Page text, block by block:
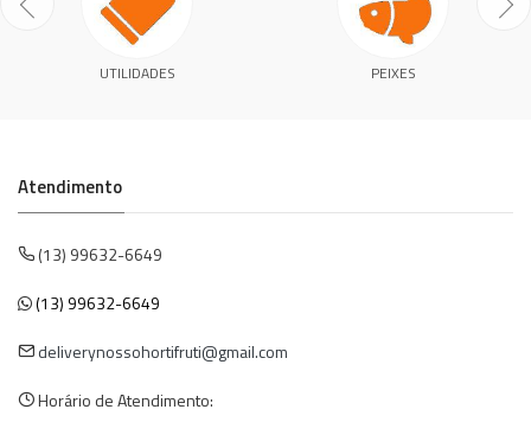
UTILIDADES PEIXES
Atendimento
(13) 99632-6649
(13) 99632-6649
deliverynossohortifruti@gmail.com
Horário de Atendimento: